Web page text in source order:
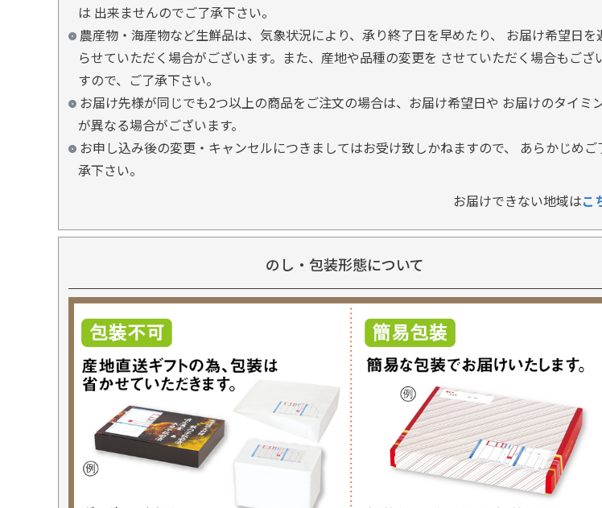
は 出来ませんのでご了承下さい。
農産物・海産物など生鮮品は、気象状況により、承り終了日を早めたり、 お届け希望日を
らせていただく場合がございます。また、産地や品種の変更を させていただく場合もござ
すので、ご了承下さい。
お届け先様が同じでも2つ以上の商品をご注文の場合は、お届け希望日や お届けのタイミ
が異なる場合がございます。
お申し込み後の変更・キャンセルにつきましてはお受け致しかねますので、 あらかじめご
承下さい。
お届けできない地域はこ
のし・包装形態について